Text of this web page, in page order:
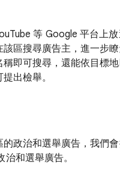
等 Google 平台上
區搜尋廣告主，進一步
即可搜尋，還能依目標
出檢舉。
政治和選舉廣告，我們
和選舉廣告。